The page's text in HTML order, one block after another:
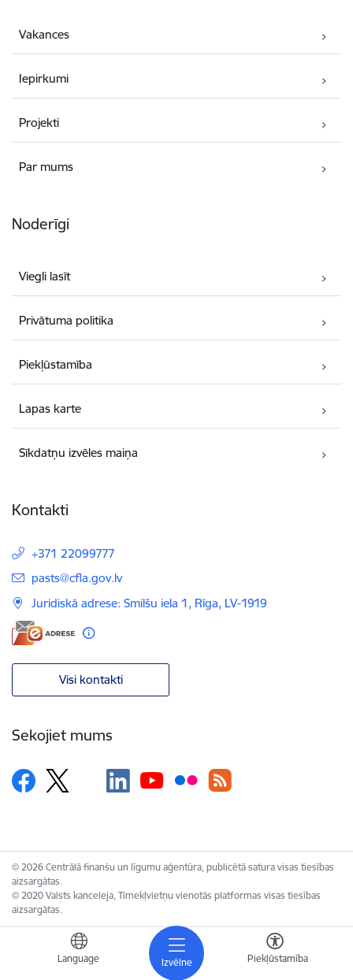
Izvēlne
Language Piekļūstamība
Vakances
Iepirkumi
Projekti
Par mums
Noderīgi
Viegli lasīt
Privātuma politika
Piekļūstamība
Lapas karte
Sīkdatņu izvēles maiņa
Kontakti
+371 22099777
E-pasts:
pasts@cfla.gov.lv
Juridiskā adrese: Smilšu iela 1, Rīga, LV-1919
Visi kontakti
Sekojiet mums
© 2026 Centrālā finanšu un līgumu aģentūra, publicētā satura visas tiesības
aizsargātas.
© 2020 Valsts kanceleja, Tīmekļvietņu vienotās platformas visas tiesības
aizsargātas.